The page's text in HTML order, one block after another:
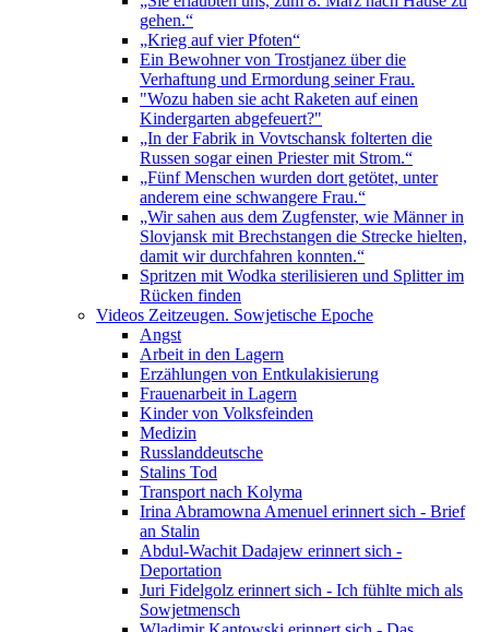
gehen.“
„Krieg auf vier Pfoten“
Ein Bewohner von Trostjanez über die
Verhaftung und Ermordung seiner Frau.
"Wozu haben sie acht Raketen auf einen
Kindergarten abgefeuert?"
„In der Fabrik in Vovtschansk folterten die
Russen sogar einen Priester mit Strom.“
„Fünf Menschen wurden dort getötet, unter
anderem eine schwangere Frau.“
„Wir sahen aus dem Zugfenster, wie Männer in
Slovjansk mit Brechstangen die Strecke hielten,
damit wir durchfahren konnten.“
Spritzen mit Wodka sterilisieren und Splitter im
Rücken finden
Videos Zeitzeugen. Sowjetische Epoche
Angst
Arbeit in den Lagern
Erzählungen von Entkulakisierung
Frauenarbeit in Lagern
Kinder von Volksfeinden
Medizin
Russlanddeutsche
Stalins Tod
Transport nach Kolyma
Irina Abramowna Amenuel erinnert sich - Brief
an Stalin
Abdul-Wachit Dadajew erinnert sich -
Deportation
Juri Fidelgolz erinnert sich - Ich fühlte mich als
Sowjetmensch